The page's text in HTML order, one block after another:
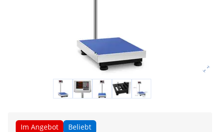
Im Angebot Beliebt